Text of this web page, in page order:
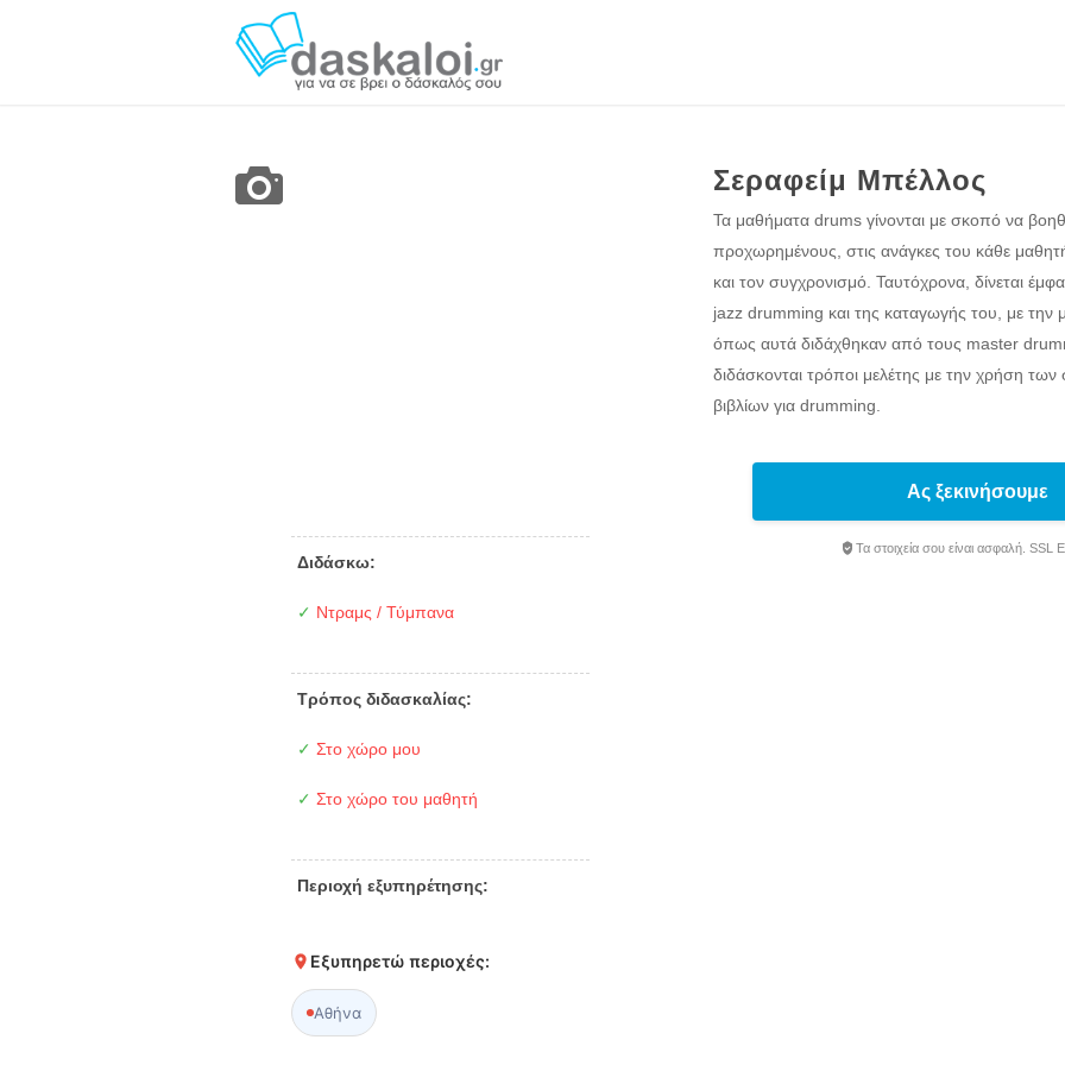
Σεραφείμ Μπέλλος
Τα μαθήματα drums γίνονται με σκοπό να
προχωρημένους, στις ανάγκες του κάθε
και τον συγχρονισμό. Ταυτόχρονα, δίνεται
jazz drumming και της καταγωγής του, με την
όπως αυτά διδάχθηκαν από τους master
διδάσκονται τρόποι μελέτης με την χρήση των
βιβλίων για drumming.
Διδάσκω:
✓ Ντραμς / Τύμπανα
Τρόπος διδασκαλίας:
✓ Στο χώρο μου
✓ Στο χώρο του μαθητή
Περιοχή εξυπηρέτησης:
Εξυπηρετώ περιοχές:
Αθήνα
Ας ξεκινήσουμε
Τα στοιχεία σου είναι ασφαλή. SSL